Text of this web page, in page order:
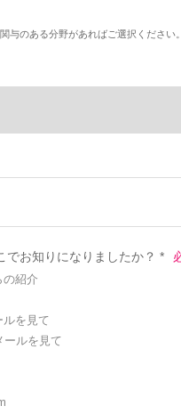
与のある分野があればご選択ください。
でお知りになりましたか？ *
の紹介
ルを見て
ールを見て